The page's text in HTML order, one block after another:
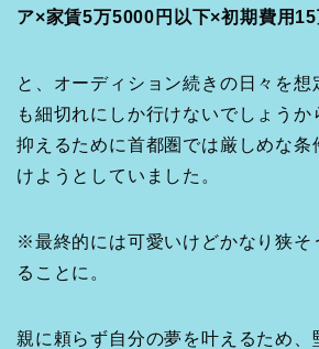
ア×家賃5万5000円以下×初期費用15
と、オーディション続きの日々を想
も細切れにしか行けないでしょうか
抑えるために首都圏では厳しめな条
けようとしていました。
※最終的には可愛いけどかなり狭そ
ることに。
親に頼らず自分の夢を叶えるため、